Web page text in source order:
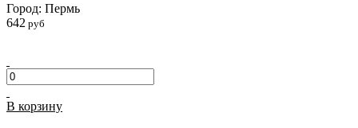
Город: Пермь
642 руб
В корзину